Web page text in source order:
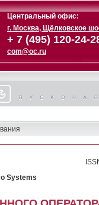
Центральный офис:
г. Москва, Щёлковское
+ 7 (495) 120-24-
com@oc.ru
Systems